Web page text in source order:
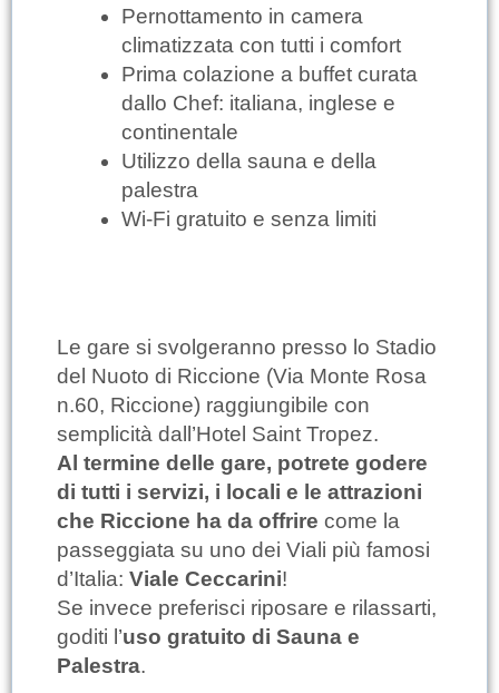
Pernottamento in camera
climatizzata con tutti i comfort
Prima colazione a buffet curata
dallo Chef: italiana, inglese e
continentale
Utilizzo della sauna e della
palestra
Wi-Fi gratuito e senza limiti
Le gare si svolgeranno presso lo Stadio
del Nuoto di Riccione (Via Monte Rosa
n.60, Riccione) raggiungibile con
semplicità dall’Hotel Saint Tropez.
Al termine delle gare, potrete godere
di tutti i servizi, i locali e le attrazioni
che Riccione ha da offrire come la
passeggiata su uno dei Viali più famosi
d’Italia: Viale Ceccarini!
Se invece preferisci riposare e rilassarti,
goditi l’uso gratuito di Sauna e
Palestra.